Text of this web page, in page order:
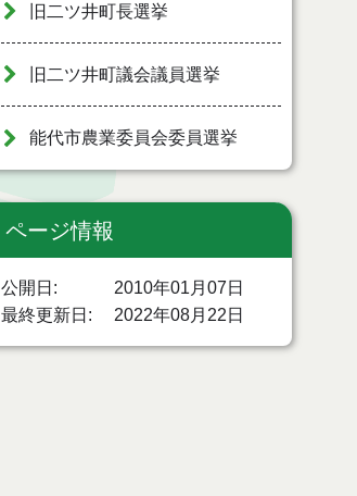
旧二ツ井町長選挙
旧二ツ井町議会議員選挙
能代市農業委員会委員選挙
ページ情報
公開日
2010年01月07日
最終更新日
2022年08月22日